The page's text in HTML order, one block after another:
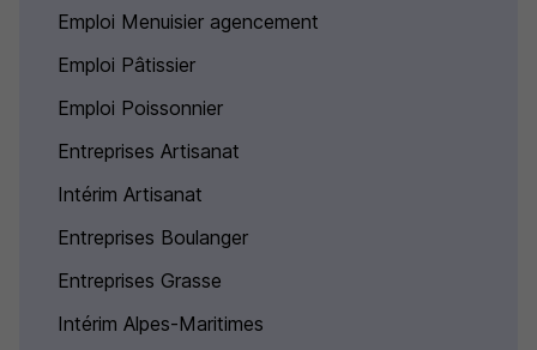
Emploi Menuisier agencement
Emploi Pâtissier
Emploi Poissonnier
Entreprises Artisanat
Intérim Artisanat
Entreprises Boulanger
Entreprises Grasse
Intérim Alpes-Maritimes